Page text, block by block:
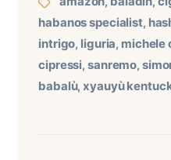
habanos specialist,
intrigo, liguria, michele
cipressi,sanremo,
babalù,xyauyù